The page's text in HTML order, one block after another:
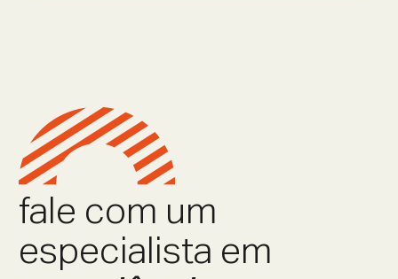
fale com um
especialista em